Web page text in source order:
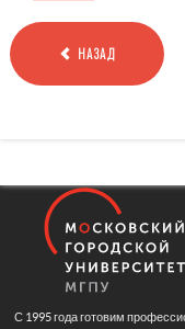
НАЗАД
С 1995 года готовим